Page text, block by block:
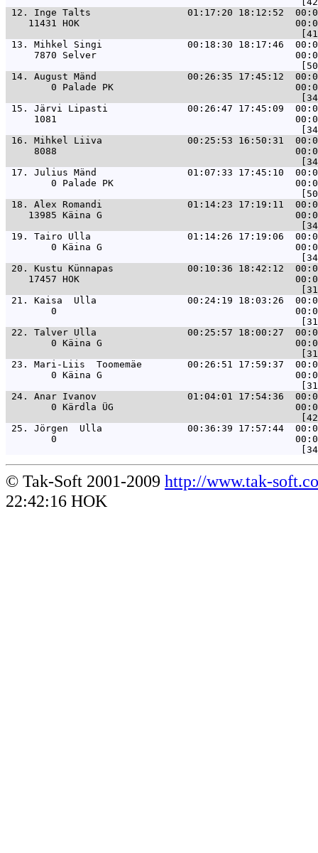
12. Inge Talts                 01:17:20 18:12:52
11431 HOK
13. Mihkel Singi               00:18:30 18:17:46
7870 Selver
14. August Mänd                00:26:35 17:45:12
0 Palade PK
15. Järvi Lipasti              00:26:47 17:45:09
1081
16. Mihkel Liiva               00:25:53 16:50:31
8088
17. Julius Mänd                01:07:33 17:45:10
0 Palade PK
18. Alex Romandi               01:14:23 17:19:11
13985 Käina G
19. Tairo Ulla                 01:14:26 17:19:06
0 Käina G
20. Kustu Künnapas             00:10:36 18:42:12
17457 HOK
21. Kaisa  Ulla                00:24:19 18:03:26
0
22. Talver Ulla                00:25:57 18:00:27
0 Käina G
23. Mari-Liis  Toomemäe        00:26:51 17:59:37
0 Käina G
24. Anar Ivanov                01:04:01 17:54:36
0 Kärdla ÜG
25. Jörgen  Ulla               00:36:39 17:57:44
0
© Tak-Soft 2001-2009 http://www.tak-
22:42:16 HOK